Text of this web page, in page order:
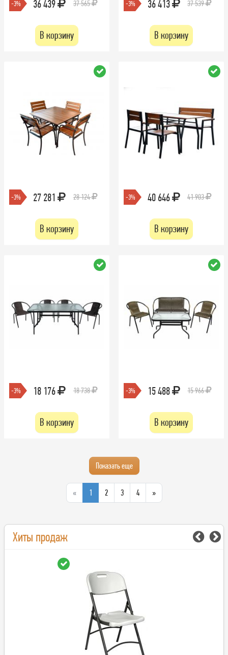
-3% 36 439 37 565
В корзину
-3% 36 413 37 539
В корзину
-3% 27 281 28 124
В корзину
-3% 40 646 41 903
В корзину
-3% 18 176 18 738
В корзину
-3% 15 488 15 966
В корзину
Показать еще
« 1 2 3 4 »
Хиты продаж